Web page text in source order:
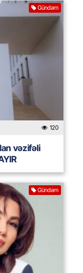
Gündəm
120
vəzifəli
Gündəm